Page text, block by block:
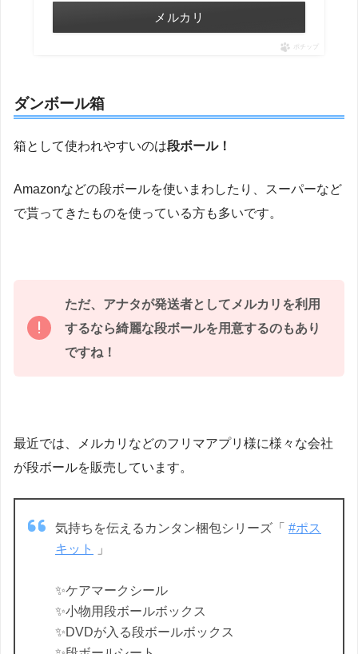
メルカリ
ポチップ
ダンボール箱
箱として使われやすいのは段ボール！
Amazonなどの段ボールを使いまわしたり、スーパーなど
で貰ってきたものを使っている方も多いです。
ただ、アナタが発送者としてメルカリを利用
するなら綺麗な段ボールを用意するのもあり
ですね！
最近では、メルカリなどのフリマアプリ様に様々な会社
が段ボールを販売しています。
気持ちを伝えるカンタン梱包シリーズ「 #ポス
キット
」
✨ケアマークシール
✨小物用段ボールボックス
✨DVDが入る段ボールボックス